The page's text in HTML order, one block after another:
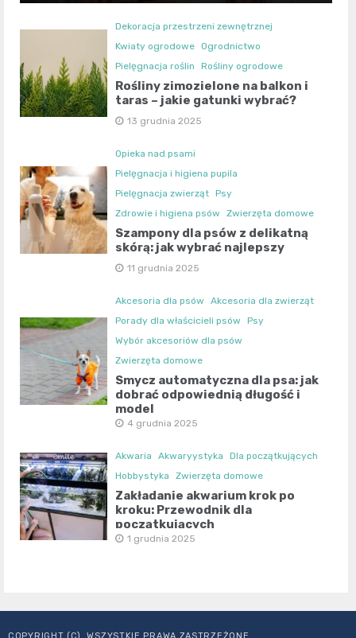
Dekoracja przestrzeni zewnętrznej
Kwiaty ogrodowe Ogrodnictwo
Pielęgnacja roślin
Rośliny ogrodowe
Rośliny zimozielone na balkon i
taras – jakie gatunki wybrać?
13 grudnia 2025
Opieka nad psami
Pielęgnacja i higiena pupila
Pielęgnacja zwierząt Psy
Zdrowie i higiena psów
Zwierzęta domowe
Szampony dla psów z delikatną
skórą: jak wybrać najlepszy
11 grudnia 2025
Akcesoria dla psów
Akcesoria dla zwierząt
Porady dla właścicieli psów
Psy
Wybór akcesoriów dla psów
Zwierzęta domowe
Smycz automatyczna dla psa: jak
dobrać odpowiednią długość i
model
4 grudnia 2025
Akwaria Akwaryystyka
Dla początkujących
Hobbystyka
Zwierzęta domowe
Zakładanie akwarium krok po
kroku: Przewodnik dla
początkujących
1 grudnia 2025
COPYRIGHT (C). WSZYSTKIE PRAWA ZASTRZEŻONE.